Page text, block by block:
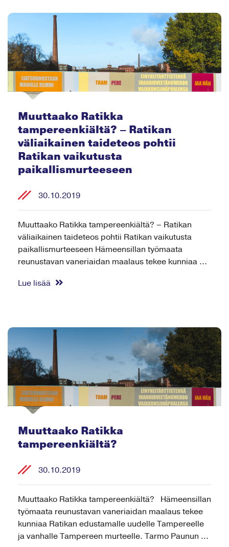
Muuttaako Ratikka
tampereenkiältä? – Ratikan
väliaikainen taideteos pohtii
Ratikan vaikutusta
paikallismurteeseen
30.10.2019
Muuttaako Ratikka tampereenkiältä? – Ratikan
väliaikainen taideteos pohtii Ratikan vaikutusta
paikallismurteeseen Hämeensillan työmaata
reunustavan vaneriaidan maalaus tekee kunniaa ...
Lue lisää
Muuttaako Ratikka
tampereenkiältä?
30.10.2019
Muuttaako Ratikka tampereenkiältä? Hämeensillan
työmaata reunustavan vaneriaidan maalaus tekee
kunniaa Ratikan edustamalle uudelle Tampereelle
ja vanhalle Tampereen murteelle. Tarmo Paunun ...